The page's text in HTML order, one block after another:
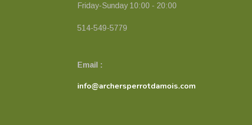
Friday-Sunday 10:00 - 20:00
514-549-5779
Email :
info@archersperrotdamois.com